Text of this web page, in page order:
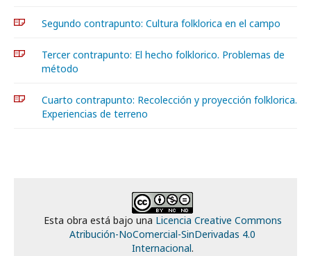
Segundo contrapunto: Cultura folklorica en el campo
Tercer contrapunto: El hecho folklorico. Problemas de
método
Cuarto contrapunto: Recolección y proyección folklorica.
Experiencias de terreno
Esta obra está bajo una Licencia Creative Commons
Atribución-NoComercial-SinDerivadas 4.0
Internacional.